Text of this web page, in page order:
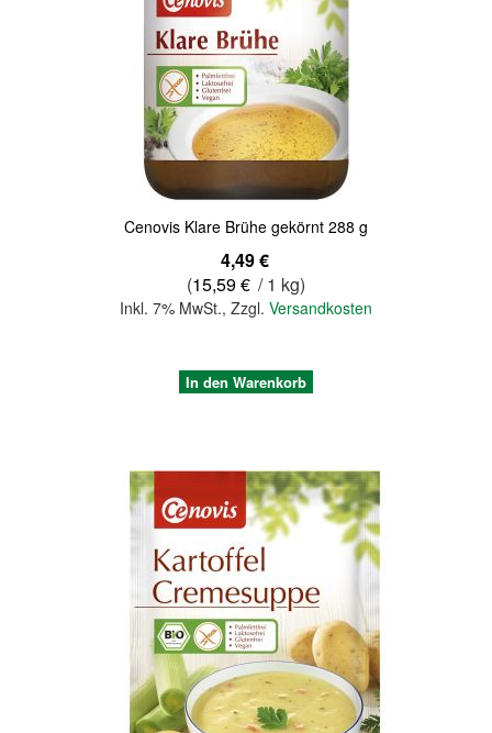
Cenovis Klare Brühe gekörnt 288 g
4,49 €
(15,59 € / 1 kg)
Inkl. 7% MwSt., Zzgl. Versandkosten
In den Warenkorb